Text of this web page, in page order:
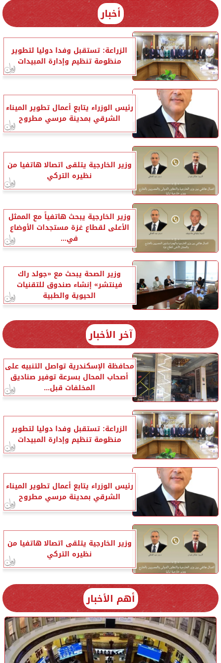
أخبار
الزراعة: تستقبل وفدا دوليا لتطوير
منظومة تنظيم وإدارة المبيدات
رئيس الوزراء يتابع أعمال تطوير الميناء
الشرقي بمدينة مرسي مطروح
وزير الخارجية يتلقى اتصالا هاتفيا من
نظيره التركي
وزير الخارجية يبحث هاتفياً مع الممثل
الأعلى لقطاع غزة مستجدات الأوضاع
في...
وزير الصحة يبحث مع «جولد راك
فينتشر» إنشاء صندوق للتقنيات
الحيوية والطبية
آخر الأخبار
محافظة الإسكندرية تواصل التنبيه على
أصحاب المحال بسرعة توفير صناديق
المخلفات قبل...
الزراعة: تستقبل وفدا دوليا لتطوير
منظومة تنظيم وإدارة المبيدات
رئيس الوزراء يتابع أعمال تطوير الميناء
الشرقي بمدينة مرسي مطروح
وزير الخارجية يتلقى اتصالا هاتفيا من
نظيره التركي
أهم الأخبار